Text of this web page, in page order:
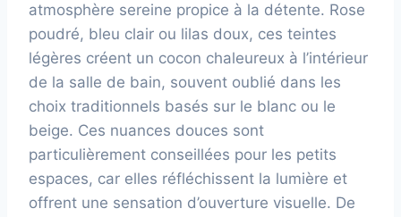
atmosphère sereine propice à la détente. Rose
poudré, bleu clair ou lilas doux, ces teintes
légères créent un cocon chaleureux à l’intérieur
de la salle de bain, souvent oublié dans les
choix traditionnels basés sur le blanc ou le
beige. Ces nuances douces sont
particulièrement conseillées pour les petits
espaces, car elles réfléchissent la lumière et
offrent une sensation d’ouverture visuelle. De